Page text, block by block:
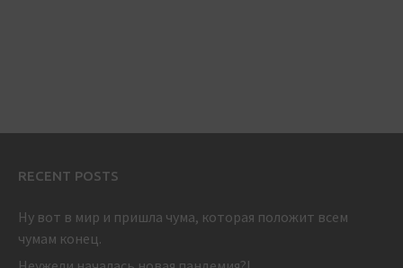
RECENT POSTS
Ну вот в мир и пришла чума, которая положит всем
чумам конец.